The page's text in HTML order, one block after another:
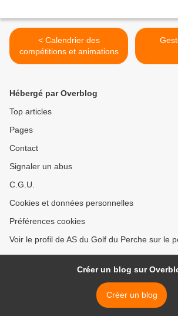
< Calendrier des
compétitions et animations
Hébergé par Overblog
Top articles
Pages
Contact
Signaler un abus
C.G.U.
Cookies et données personnelles
Préférences cookies
Voir le profil de AS du Golf du Perche sur le
Créer un blog sur
Créer un blog